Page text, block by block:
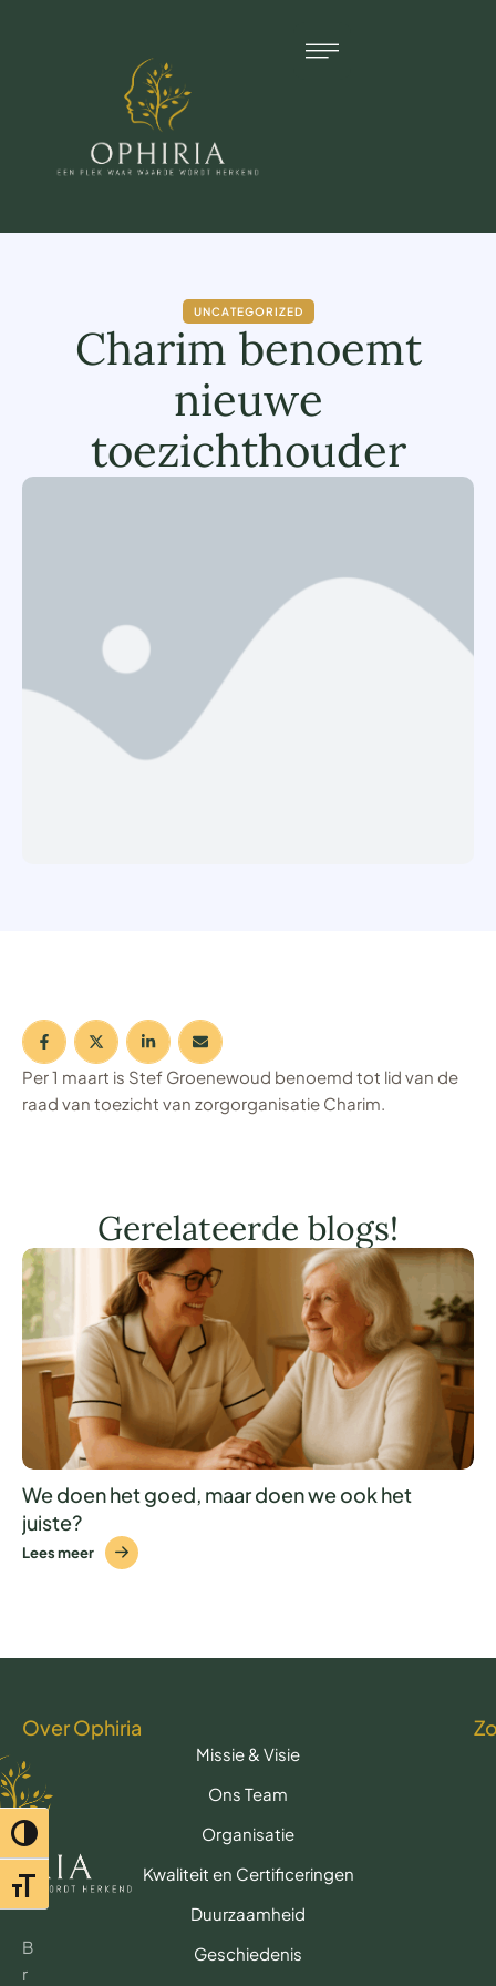
Toggle hoog contrast
Toggle lettertypegrootte
UNCATEGORIZED
Charim benoemt
nieuwe
toezichthouder
Per 1 maart is Stef Groenewoud benoemd tot lid van de
raad van toezicht van zorgorganisatie Charim.
Gerelateerde blogs!
We doen het goed, maar doen we ook het
juiste?
Lees meer
B
r
Over Ophiria
Missie & Visie
Ons Team
Organisatie
Kwaliteit en Certificeringen
Duurzaamheid
Geschiedenis